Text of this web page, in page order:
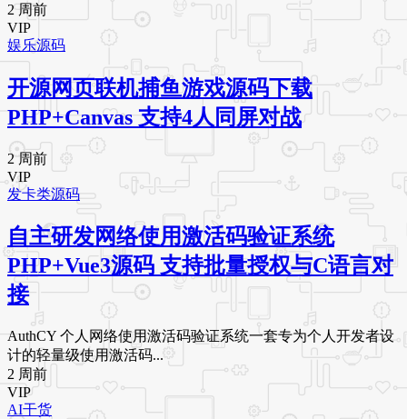
2 周前
VIP
娱乐源码
开源网页联机捕鱼游戏源码下载
PHP+Canvas 支持4人同屏对战
2 周前
VIP
发卡类源码
自主研发网络使用激活码验证系统
PHP+Vue3源码 支持批量授权与C语言对
接
AuthCY 个人网络使用激活码验证系统一套专为个人开发者设
计的轻量级使用激活码...
2 周前
VIP
AI干货